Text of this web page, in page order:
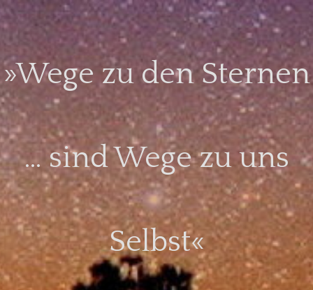
Skip
to
content
»Wege zu den Sternen
… sind Wege zu uns
Selbst«